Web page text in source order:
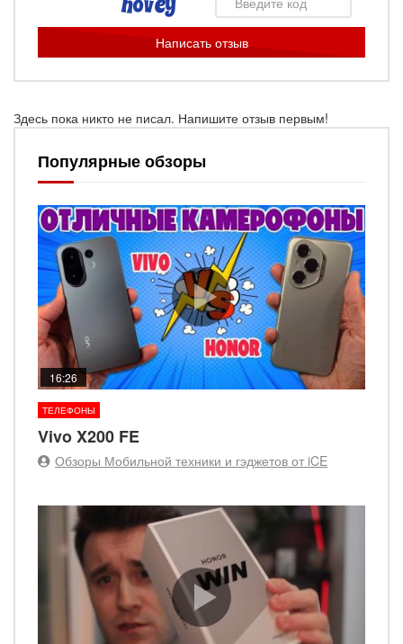
Написать отзыв
Здесь пока никто не писал. Напишите отзыв первым!
Популярные обзоры
16:26
ТЕЛЕФОНЫ
Vivo X200 FE
Обзоры Мобильной техники и гэджетов от iCE